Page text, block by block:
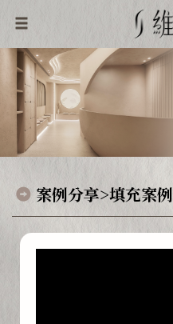
案例分享>填充案例